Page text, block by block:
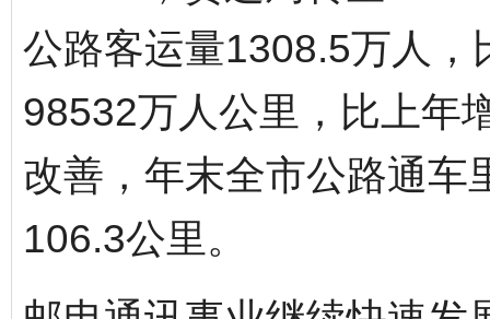
公路客运量1308.5万人
98532万人公里，比上年
改善，年末全市公路通车
106.3公里。